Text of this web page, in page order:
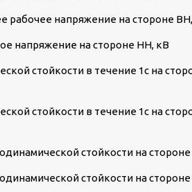
рабочее напряжение на стороне
напряжение на стороне НН, кВ
стойкости в течение 1с на
стойкости в течение 1с на
стойкости на
стойкости на